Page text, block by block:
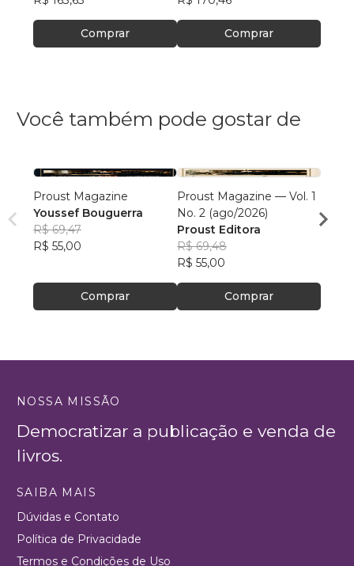
Comprar Comprar
Você também pode gostar de
Proust Magazine
Youssef Bouguerra
R$ 69,47
R$ 55,00
Comprar
Proust Magazine — Vol. 1
No. 2 (ago/2026)
Proust Editora
R$ 69,48
R$ 55,00
Comprar
NOSSA MISSÃO
Democratizar a publicação e venda de
livros.
SAIBA MAIS
Dúvidas e Contato
Política de Privacidade
Termos e Condições de Uso